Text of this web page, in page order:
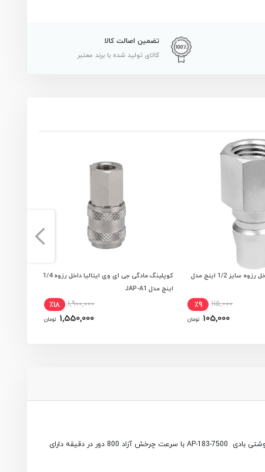
تضمین اصالت کالا
کالای تولید شده با برند معتبر
کوپلینگ باد نری داخل رزوه سایز 1/2 اینچ مدل
115,000 ٪9
105,000 تومان
افزودن به سبد خرید
کوپلینگ مادگی جی ای وی ایتالیا داخل رزوه 1/4
اینچ مدل JAP-A1
1,900,000 ٪18
1,550,000 تومان
پیچ گوشتی بادی ای پی تی مدل AP-183-7500 ساخت کشور تایوان می باشد. این پیچ گوشتی از نظر کیفیت و کارکرد بسیار مناسب و مطلوب می باشد. پیچ گوشتی بادی AP-183-7500 با سرعت چرخش آزاد 800 دور در دقیقه دارای